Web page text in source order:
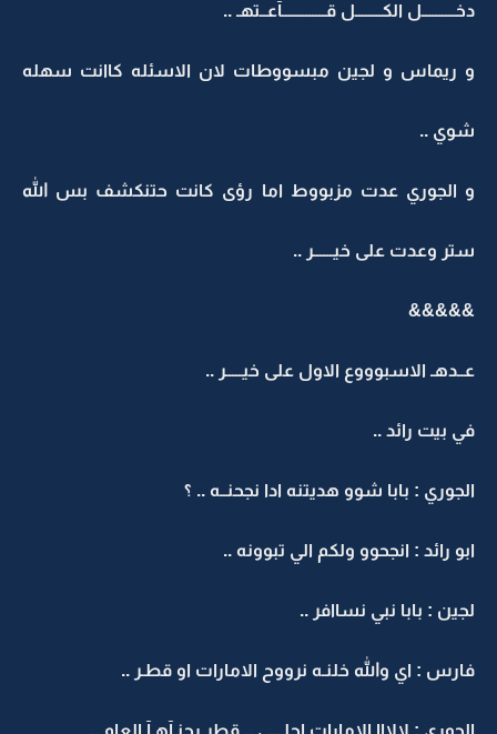
دخــــــــــل الكــــــــل قـــــــــــــآعــتهـ ..
و ريماس و لجين مبسووطات لان الاسئله كاانت سهله
شوي ..
و الجوري عدت مزبووط اما رؤى كانت حتنكشف بس الله
ستر وعدت على خيــــــر ..
&&&&&
عــدهـ الاسبوووع الاول على خيـــــر ..
في بيت رائد ..
الجوري : بابا شوو هديتنه ادا نجحنــه .. ؟
ابو رائد : انجحوو ولكم الي تبوونه ..
لجين : بابا نبي نساافر ..
فارس : اي والله خلنـه نرووح الامارات او قطـر ..
الجوري : لالااا الامارات احلــــى .. قطر رحنـآهـآ العام ..